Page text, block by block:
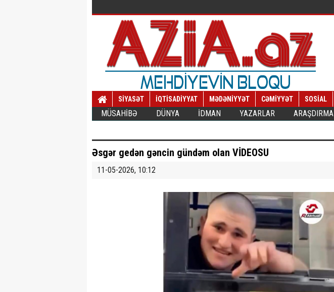
SİYASƏT İQTİSADİYYAT MƏDƏNİYYƏT CƏMİYYƏT SOSİAL
MÜSAHİBƏ DÜNYA İDMAN YAZARLAR ARAŞDIRMA
Əsgər gedən gəncin gündəm olan VİDEOSU
11-05-2026, 10:12